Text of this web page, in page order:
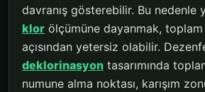
davranış gösterebilir. Bu nedenle
klor ölçümüne dayanmak, toplam
açısından yetersiz olabilir.
deklorinasyon tasarımında
numune alma noktası, karışım